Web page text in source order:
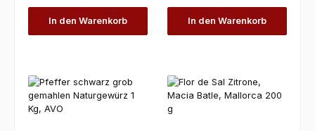
In den Warenkorb In den Warenkorb